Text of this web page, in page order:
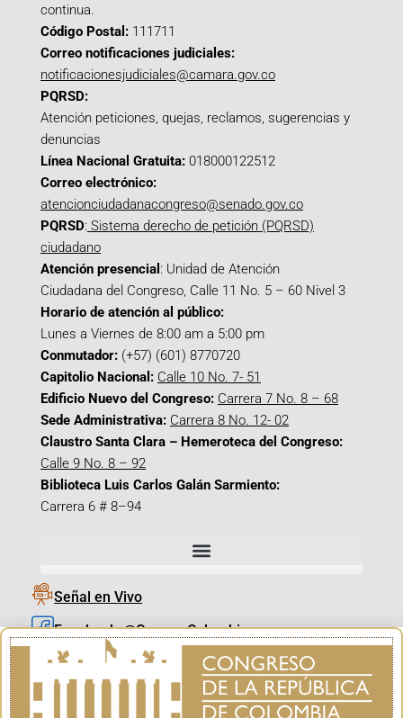
continua.
Código Postal: 111711
Correo notificaciones judiciales:
notificacionesjudiciales@camara.gov.co
PQRSD:
Atención peticiones, quejas, reclamos, sugerencias y
denuncias
Línea Nacional Gratuita: 018000122512
Correo electrónico:
atencionciudadanacongreso@senado.gov.co
PQRSD: Sistema derecho de petición (PQRSD)
ciudadano
Atención presencial : Unidad de Atención
Ciudadana del Congreso, Calle 11 No. 5 – 60 Nivel 3
Horario de atención al público:
Lunes a Viernes de 8:00 am a 5:00 pm
Conmutador: (+57) (601) 8770720
Capitolio Nacional: Calle 10 No. 7- 51
Edificio Nuevo del Congreso: Carrera 7 No. 8 – 68
Sede Administrativa: Carrera 8 No. 12- 02
Claustro Santa Clara – Hemeroteca del Congreso:
Calle 9 No. 8 – 92
Biblioteca Luis Carlos Galán Sarmiento:
Carrera 6 # 8–94
Señal en Vivo
Facebook_@CamaraColombia
Instagram_@CamaraColombia
X_@CamaraColombia